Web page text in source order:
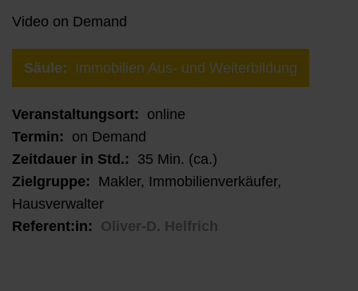
Video on Demand
Säule: Immobilien Aus- und Weiterbildung
Veranstaltungsort:
online
Termin:
Zeitdauer in Std.:
35 Min. (ca.)
Zielgruppe:
Makler, Immobilienverkäufer,
Hausverwalter
Referent:in:
Oliver-D. Helfrich